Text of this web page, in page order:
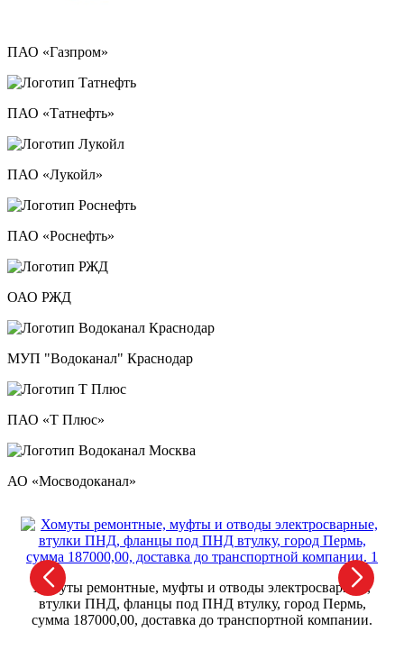
ПАО «Газпром»
ПАО «Татнефть»
ПАО «Лукойл»
ПАО «Роснефть»
ОАО РЖД
МУП "Водоканал" Краснодар
ПАО «Т Плюс»
АО «Мосводоканал»
Хомуты ремонтные, муфты и отводы электросварные,
втулки ПНД, фланцы под ПНД втулку, город Пермь,
сумма 187000,00, доставка до транспортной компании.